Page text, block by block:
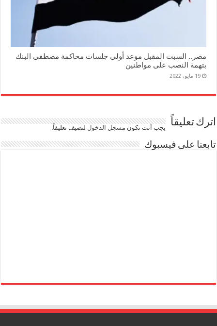
مصر.. السبت المقبل موعد أولى جلسات محاكمة مصطفى البنك
بتهمة النصب على مواطنين
19 مايو، 2022
اترك تعليقاً يجب أنت تكون مسجل الدخوللتضيف تعليقاً.
تابعنا على فيسبوك